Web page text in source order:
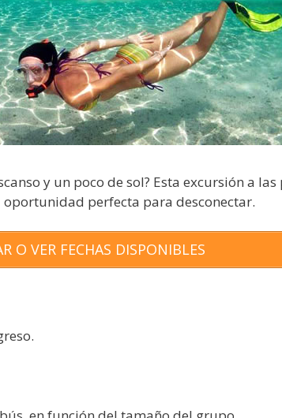
y un poco de sol? Esta excursión a las
perfecta para desconectar.
O VER FECHAS DISPONIBLES